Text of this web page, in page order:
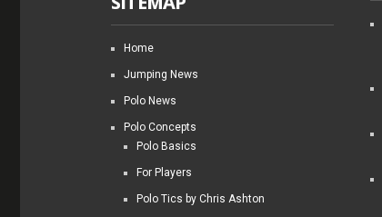
Home
Jumping News
Polo News
Polo Concepts
Polo Basics
For Players
Polo Tics by Chris Ashton